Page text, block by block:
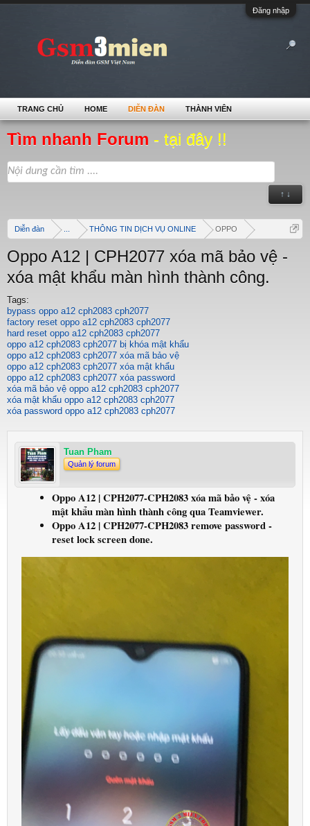
Đăng nhập
Tìm nhanh Forum - tại đây !!
↑ ↓
Diễn đàn THÔNG TIN DỊCH VỤ ONLINE OPPO
Oppo A12 | CPH2077 xóa mã bảo vệ -
xóa mật khẩu màn hình thành công.
Tags:
bypass oppo a12 cph2083 cph2077
factory reset oppo a12 cph2083 cph2077
hard reset oppo a12 cph2083 cph2077
oppo a12 cph2083 cph2077 bị khóa mật khẩu
oppo a12 cph2083 cph2077 xóa mã bảo vệ
oppo a12 cph2083 cph2077 xóa mật khẩu
oppo a12 cph2083 cph2077 xóa password
xóa mã bảo vệ oppo a12 cph2083 cph2077
xóa mật khẩu oppo a12 cph2083 cph2077
xóa password oppo a12 cph2083 cph2077
Tuan Pham
Quản lý forum
Oppo A12 | CPH2077-CPH2083 xóa mã bảo vệ - xóa
mật khẩu màn hình thành công qua Teamviewer.
Oppo A12 | CPH2077-CPH2083 remove password -
reset lock screen done.
TRANG CHỦ HOME DIỄN ĐÀN THÀNH VIÊN